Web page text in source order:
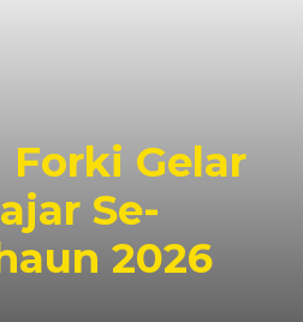
Forki Gelar
Se-
2026